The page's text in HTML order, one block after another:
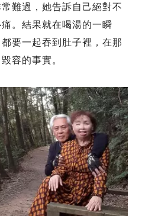
難過，她告訴自己絕對不
。結果就在喝湯的一瞬
要一起吞到肚子裡，在那
容的事實。